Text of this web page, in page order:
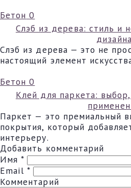
Бетон 0
Слэб из дерева: стиль и
дизайна
Слэб из дерева — это не
настоящий элемент
Бетон 0
Клей для паркета:
Паркет — это премиальный
покрытия, который
интерьеру.
Добавить комментарий
Имя*
Email*
Комментарий